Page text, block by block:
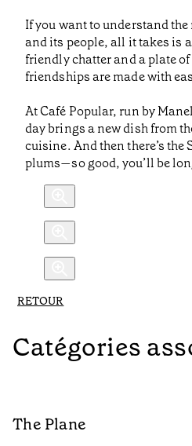
If you want to understand
and its people, all it takes is
friendly chatter and a plate
friendships are made with
At Café Popular, run by
day brings a new dish from
cuisine. And then there’s the
plums—so good, you’ll be
RETOUR
Catégories
The Plane